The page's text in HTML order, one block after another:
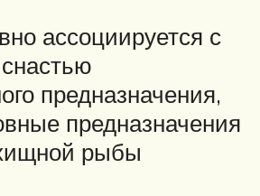
ассоциируется с
предназначения,
предназначения
рыбы